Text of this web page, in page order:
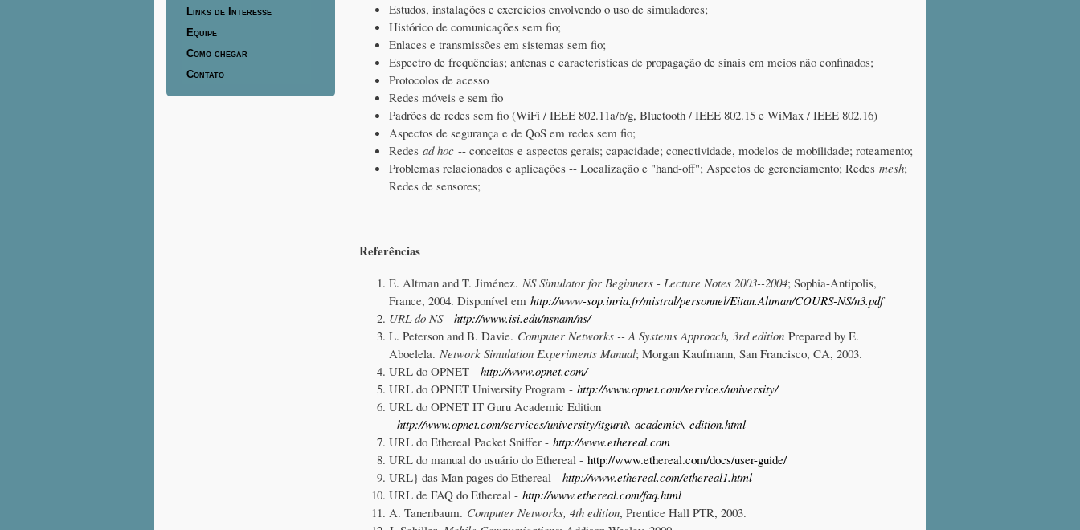
Links de Interesse
Equipe
Como chegar
Contato
Estudos, instalações e exercícios envolvendo o uso de simuladores;
Histórico de comunicações sem fio;
Enlaces e transmissões em sistemas sem fio;
Espectro de frequências; antenas e características de propagação de sinais em meios não confinados;
Protocolos de acesso
Redes móveis e sem fio
Padrões de redes sem fio (WiFi / IEEE 802.11a/b/g, Bluetooth / IEEE 802.15 e WiMax / IEEE 802.16)
Aspectos de segurança e de QoS em redes sem fio;
Redesad hoc -- conceitos e aspectos gerais; capacidade; conectividade, modelos de mobilidade; roteamento;
Problemas relacionados e aplicações -- Localização e "hand-off"; Aspectos de gerenciamento; Redesmesh;
Redes de sensores;
Referências
E. Altman and T. Jiménez.NS Simulator for Beginners - Lecture Notes 2003--2004; Sophia-Antipolis,
France, 2004. Disponível emhttp://www-sop.inria.fr/mistral/personnel/Eitan.Altman/COURS-NS/n3.pdf
URL do NS -http://www.isi.edu/nsnam/ns/
L. Peterson and B. Davie. Computer Networks -- A Systems Approach, 3rd edition Prepared by E.
Aboelela.Network Simulation Experiments Manual; Morgan Kaufmann, San Francisco, CA, 2003.
URL do OPNET -http://www.opnet.com/
URL do OPNET University Program -http://www.opnet.com/services/university/
URL do OPNET IT Guru Academic Edition
-http://www.opnet.com/services/university/itguru\_academic\_edition.html
URL do Ethereal Packet Sniffer -http://www.ethereal.com
URL do manual do usuário do Ethereal -http://www.ethereal.com/docs/user-guide/
URL} das Man pages do Ethereal -http://www.ethereal.com/ethereal1.html
URL de FAQ do Ethereal - http://www.ethereal.com/faq.html
A. Tanenbaum. Computer Networks, 4th edition, Prentice Hall PTR, 2003.